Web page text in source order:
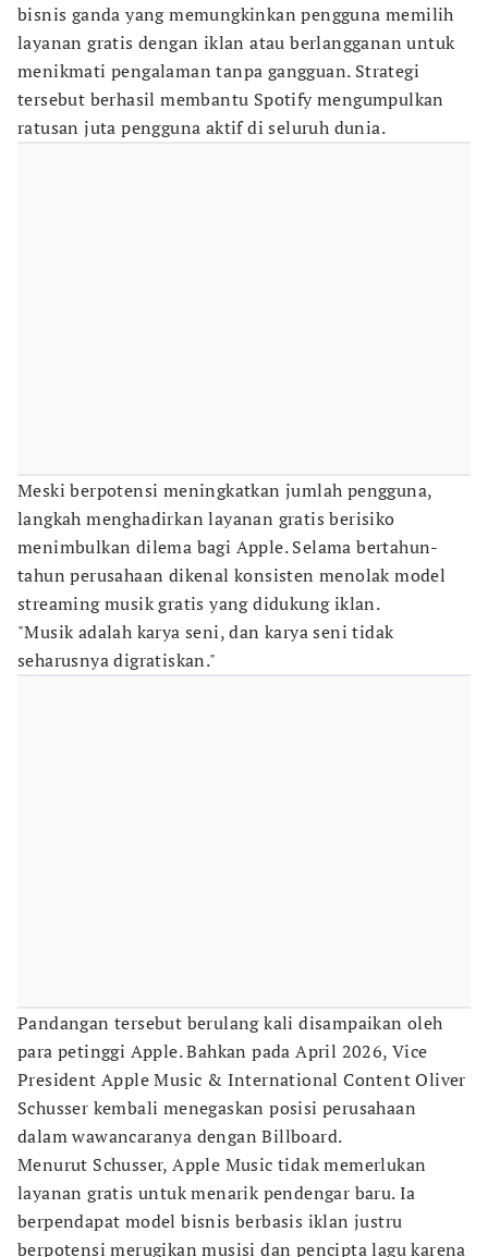
bisnis ganda yang memungkinkan pengguna memilih
layanan gratis dengan iklan atau berlangganan untuk
menikmati pengalaman tanpa gangguan. Strategi
tersebut berhasil membantu Spotify mengumpulkan
ratusan juta pengguna aktif di seluruh dunia.
Meski berpotensi meningkatkan jumlah pengguna,
langkah menghadirkan layanan gratis berisiko
menimbulkan dilema bagi Apple. Selama bertahun-
tahun perusahaan dikenal konsisten menolak model
streaming musik gratis yang didukung iklan.
"Musik adalah karya seni, dan karya seni tidak
seharusnya digratiskan."
Pandangan tersebut berulang kali disampaikan oleh
para petinggi Apple. Bahkan pada April 2026, Vice
President Apple Music & International Content Oliver
Schusser kembali menegaskan posisi perusahaan
dalam wawancaranya dengan Billboard.
Menurut Schusser, Apple Music tidak memerlukan
layanan gratis untuk menarik pendengar baru. Ia
berpendapat model bisnis berbasis iklan justru
berpotensi merugikan musisi dan pencipta lagu karena